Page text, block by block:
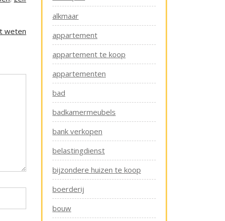
weten
alkmaar
appartement
appartement te koop
appartementen
bad
badkamermeubels
bank verkopen
belastingdienst
bijzondere huizen te koop
boerderij
bouw